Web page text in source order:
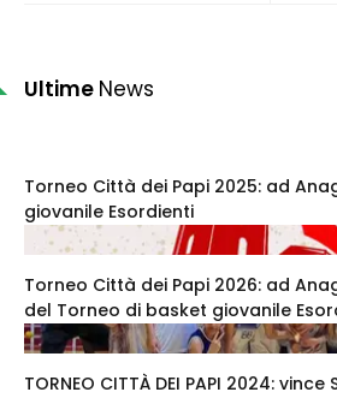
Ultime News
Torneo Città dei Papi 2025: ad
giovanile Esordienti
Torneo Città dei Papi 2026: ad
del Torneo di basket giovanile
TORNEO CITTÀ DEI PAPI 2024: vince